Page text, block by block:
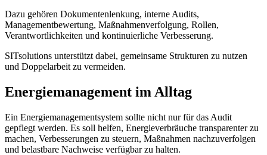
Dazu gehören Dokumentenlenkung, interne Audits,
Managementbewertung, Maßnahmenverfolgung, Rollen,
Verantwortlichkeiten und kontinuierliche Verbesserung.
SITsolutions unterstützt dabei, gemeinsame Strukturen zu nutzen
und Doppelarbeit zu vermeiden.
Energiemanagement im Alltag
Ein Energiemanagementsystem sollte nicht nur für das Audit
gepflegt werden. Es soll helfen, Energieverbräuche transparenter zu
machen, Verbesserungen zu steuern, Maßnahmen nachzuverfolgen
und belastbare Nachweise verfügbar zu halten.